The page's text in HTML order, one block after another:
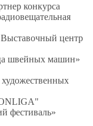
конкурса
центр
швейных машин»
фестиваль»